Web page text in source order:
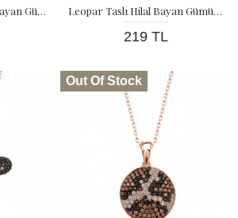
Leopar Taslı Damla Bayan Gümüş Kolye Leopar Taslı Hilal Bayan Gümüş Kolye
219 TL
Out Of Stock